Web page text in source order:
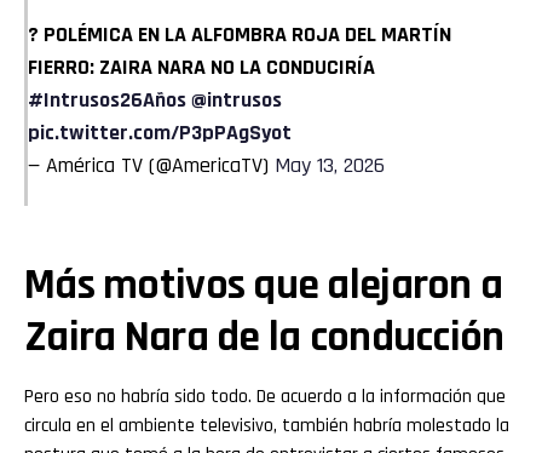
? POLÉMICA EN LA ALFOMBRA ROJA DEL MARTÍN
FIERRO: ZAIRA NARA NO LA CONDUCIRÍA
#Intrusos26Años@intrusos
pic.twitter.com/P3pPAgSyot
— América TV (@AmericaTV) May 13, 2026
Más motivos que alejaron a
Zaira Nara de la conducción
Pero eso no habría sido todo. De acuerdo a la información que
circula en el ambiente televisivo, también habría molestado la